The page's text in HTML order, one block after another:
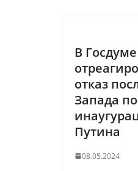
В Госдуме
отказ
Запада
Путина
08.05.2024